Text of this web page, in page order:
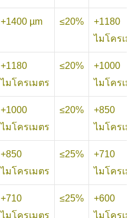
+1400 µm ≤20%
+1180
ไมโครเม
+1180
ไมโครเมตร
≤20%
+1000
ไมโครเม
+1000
ไมโครเมตร
≤20%
+850
ไมโครเม
+850
ไมโครเมตร
≤25%
+710
ไมโครเม
+710
ไมโครเมตร
≤25%
+600
ไมโครเม